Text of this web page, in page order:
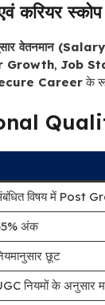
करियर स्कोप
वेतनमान
Growth, Job
Careerके
विषय में Post
अंक
छूट
नियमों के अनुसार